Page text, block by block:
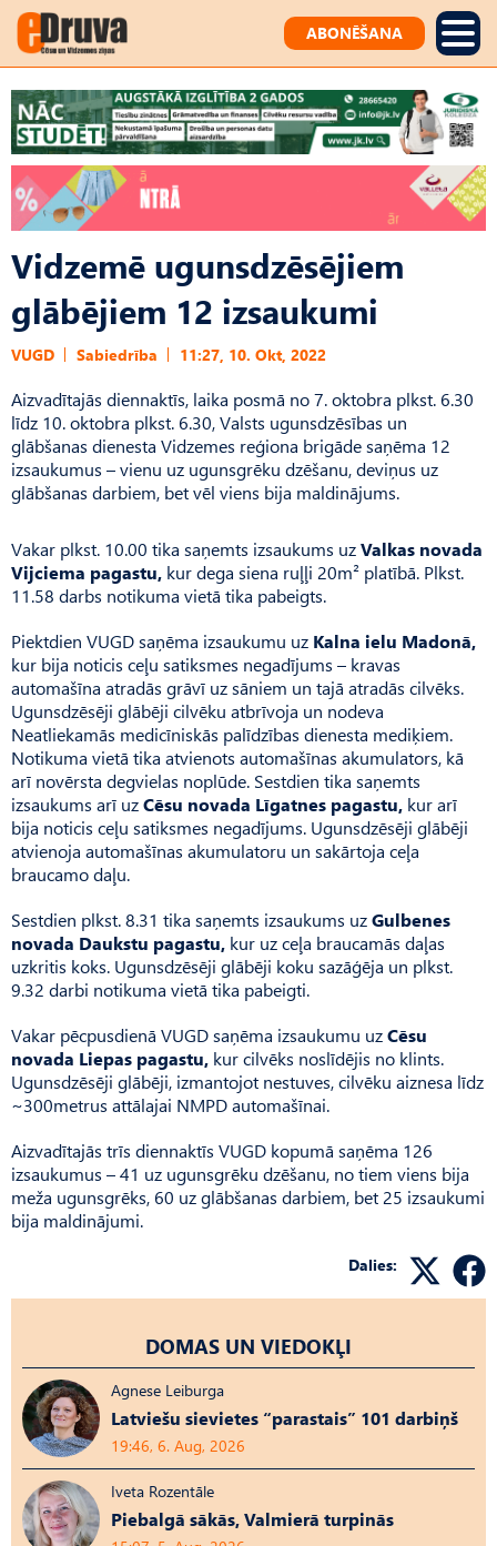
ABONĒŠANA
Vidzemē ugunsdzēsējiem
glābējiem 12 izsaukumi
VUGD Sabiedrība 11:27, 10. Okt, 2022
Aizvadītajās diennaktīs, laika posmā no 7. oktobra plkst. 6.30
līdz 10. oktobra plkst. 6.30, Valsts ugunsdzēsības un
glābšanas dienesta Vidzemes reģiona brigāde saņēma 12
izsaukumus – vienu uz ugunsgrēku dzēšanu, deviņus uz
glābšanas darbiem, bet vēl viens bija maldinājums.
Vakar plkst. 10.00 tika saņemts izsaukums uzValkas novada
Vijciema pagastu, kur dega siena ruļļi 20m² platībā. Plkst.
11.58 darbs notikuma vietā tika pabeigts.
Piektdien VUGD saņēma izsaukumu uz Kalna ielu Madonā,
kur bija noticis ceļu satiksmes negadījums – kravas
automašīna atradās grāvī uz sāniem un tajā atradās cilvēks.
Ugunsdzēsēji glābēji cilvēku atbrīvoja un nodeva
Neatliekamās medicīniskās palīdzības dienesta mediķiem.
Notikuma vietā tika atvienots automašīnas akumulators, kā
arī novērsta degvielas noplūde. Sestdien tika saņemts
izsaukums arī uzCēsu novada Līgatnes pagastu, kur arī
bija noticis ceļu satiksmes negadījums. Ugunsdzēsēji glābēji
atvienoja automašīnas akumulatoru un sakārtoja ceļa
braucamo daļu.
Sestdien plkst. 8.31 tika saņemts izsaukums uzGulbenes
novada Daukstu pagastu, kur uz ceļa braucamās daļas
uzkritis koks. Ugunsdzēsēji glābēji koku sazāģēja un plkst.
9.32 darbi notikuma vietā tika pabeigti.
Vakar pēcpusdienā VUGD saņēma izsaukumu uzCēsu
novada Liepas pagastu, kur cilvēks noslīdējis no klints.
Ugunsdzēsēji glābēji, izmantojot nestuves, cilvēku aiznesa līdz
~300metrus attālajai NMPD automašīnai.
Aizvadītajās trīs diennaktīs VUGD kopumā saņēma 126
izsaukumus – 41 uz ugunsgrēku dzēšanu, no tiem viens bija
meža ugunsgrēks, 60 uz glābšanas darbiem, bet 25 izsaukumi
bija maldinājumi.
Dalies:
DOMAS UN VIEDOKĻI
Agnese Leiburga
Latviešu sievietes “parastais” 101 darbiņš
19:46, 6. Aug, 2026
Iveta Rozentāle
Piebalgā sākās, Valmierā turpinās